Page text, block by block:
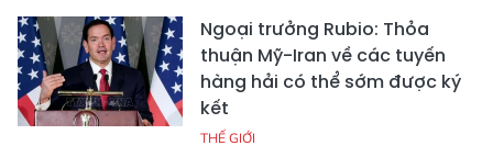
Ngoại trưởng Rubio: Thỏa
thuận Mỹ-Iran về các tuyến
hàng hải có thể sớm được ký
kết
THẾ GIỚI